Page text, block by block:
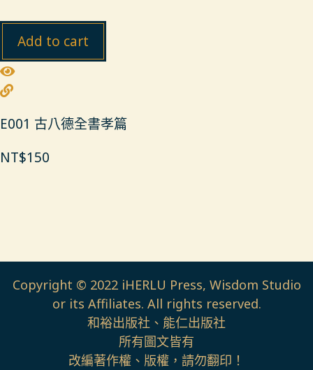
Add to cart
E001 古八德全書孝篇
NT$150
Copyright © 2022 iHERLU Press, Wisdom Studio
or its Affiliates. All rights reserved.
和裕出版社、能仁出版社
所有圖文皆有
改編著作權、版權，請勿翻印！